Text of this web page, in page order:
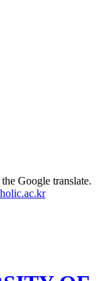
Google translate.